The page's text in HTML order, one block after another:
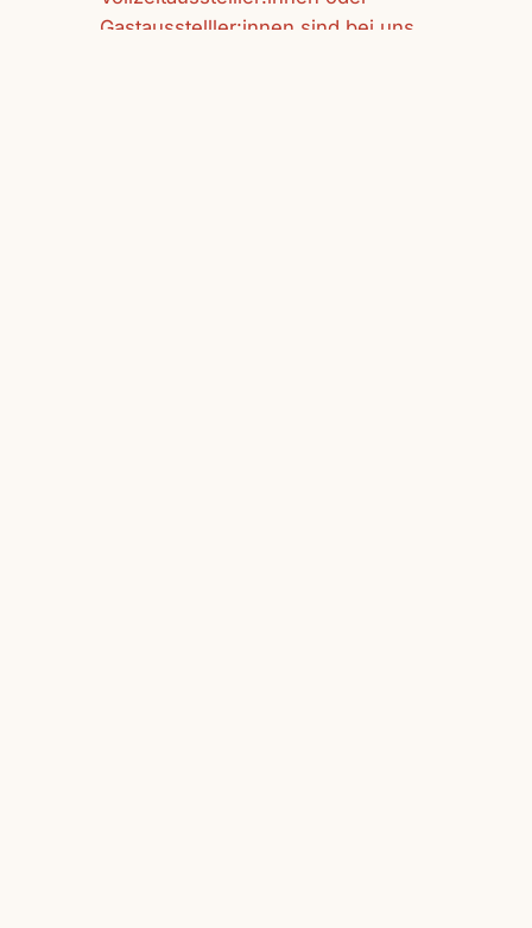
Gastausstelller:innen sind bei uns